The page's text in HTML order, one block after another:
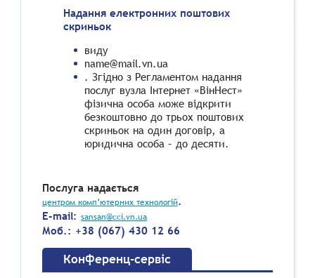
Надання електронних поштових
скриньок
виду
name@mail.vn.ua
. Згідно з Регламентом надання
послуг вузла Інтернет «ВінНест»
фізична особа може відкрити
безкоштовно до трьох поштових
скриньок на один договір, а
юридична особа – до десяти.
Послуга надається
центром комп’ютерних технологій.
E-mail: sansan@cci.vn.ua
Моб.: +38 (067) 430 12 66
Конференц-сервіс